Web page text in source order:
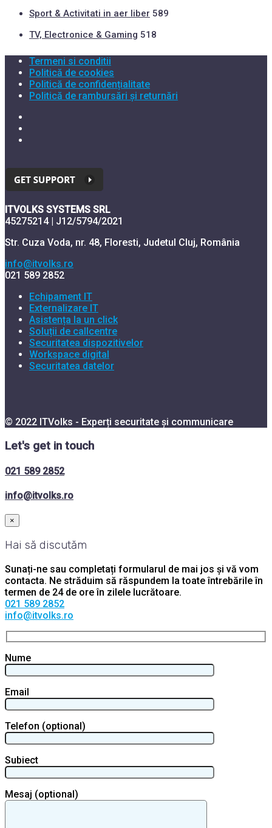
Sport & Activitati in aer liber 589
TV, Electronice & Gaming 518
Termeni si conditii
Politică de cookies
Politică de confidențialitate
Politică de rambursări și returnări
ITVOLKS SYSTEMS SRL
45275214 | J12/5794/2021
Str. Cuza Voda, nr. 48, Floresti, Judetul Cluj, România
info@itvolks.ro
021 589 2852
Echipament IT
Externalizare IT
Asistența la un click
Soluții de callcentre
Securitatea dispozitivelor
Workspace digital
Securitatea datelor
© 2022 ITVolks - Experți securitate și communicare
Let's get in touch
021 589 2852
info@itvolks.ro
×
Hai să discutăm
Sunați-ne sau completați formularul de mai jos și vă vom
contacta. Ne străduim să răspundem la toate întrebările în
termen de 24 de ore în zilele lucrătoare.
021 589 2852
info@itvolks.ro
Nume
Email
Telefon (optional)
Subiect
Mesaj (optional)